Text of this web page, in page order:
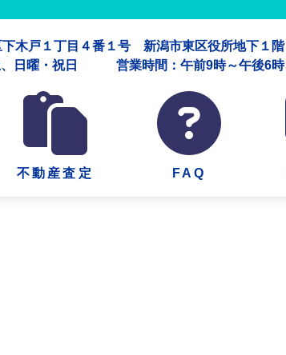
木戸１丁目４番１号 新潟市東区役所地下１階
、日曜・祝日 営業時間：午前9時～午後6時
不動産査定 FAQ